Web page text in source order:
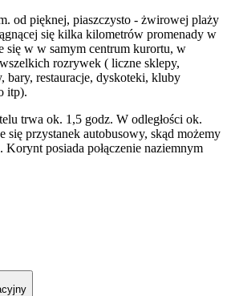
od pięknej, piaszczysto - żwirowej plaży
się kilka kilometrów promenady w
się w w samym centrum kurortu, w
rozrywek ( liczne sklepy,
bary, restauracje, dyskoteki, kluby
itp).
trwa ok. 1,5 godz. W odległości ok.
się przystanek autobusowy, skąd możemy
posiada połączenie naziemnym